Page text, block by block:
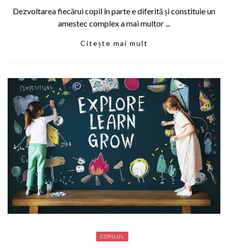
Dezvoltarea fiecărui copil în parte e diferită și constituie un
amestec complex a mai multor ...
Citește mai mult
COPILUL